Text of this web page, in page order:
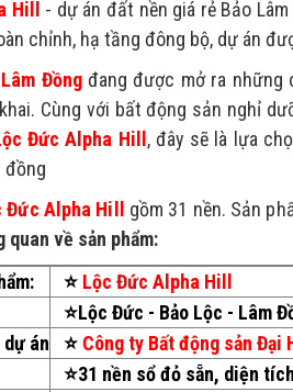
Hill
- dự án đất nền giá rẻ Bảo
chỉnh, hạ tầng đông bộ, dự án
Đồngđang được mở ra những
Cùng với bất động sản nghỉ
Đức Alpha Hill , đây sẽ là lựa
đồng
Đức Alpha Hill
gồm 31 nền. Sản
quan về sản phẩm:
⭐ Lộc Đức Alpha Hill
⭐Lộc Đức - Bảo Lộc - Lâm
án
⭐ Công ty Bất động sản Đại
⭐31 nền sổ đỏ sẵn, diện